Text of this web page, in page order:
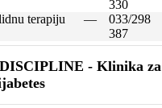
330
terapiju —
033/298
387
- Klinika za